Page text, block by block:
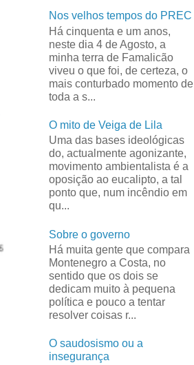
Nos velhos tempos do PREC
Há cinquenta e um anos,
neste dia 4 de Agosto, a
minha terra de Famalicão
viveu o que foi, de certeza, o
mais conturbado momento de
toda a s...
O mito de Veiga de Lila
Uma das bases ideológicas
do, actualmente agonizante,
movimento ambientalista é a
oposição ao eucalipto, a tal
ponto que, num incêndio em
qu...
Sobre o governo
Há muita gente que compara
Montenegro a Costa, no
sentido que os dois se
dedicam muito à pequena
política e pouco a tentar
resolver coisas r...
O saudosismo ou a
insegurança